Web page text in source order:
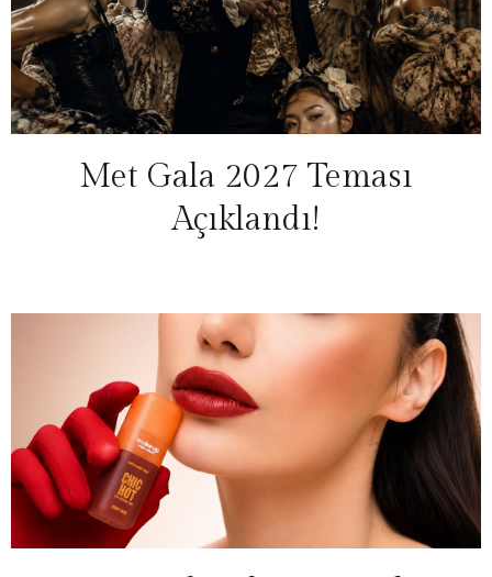
Met Gala 2027 Teması
Açıklandı!